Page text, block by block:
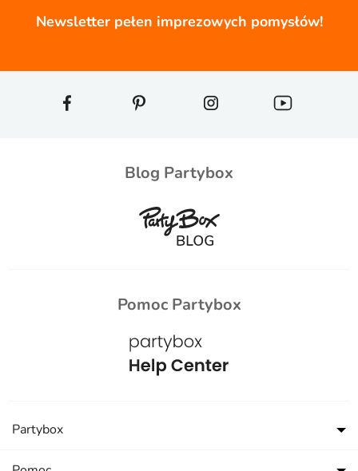
Newsletter pełen imprezowych pomysłów!
Blog Partybox
Pomoc Partybox
Partybox